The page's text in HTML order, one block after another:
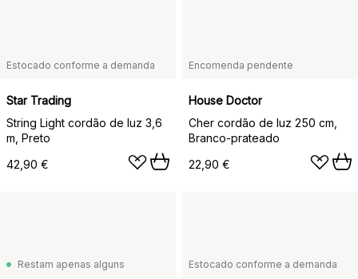
Estocado conforme a demanda
Star Trading
String Light cordão de luz 3,6
m, Preto
42,90 €
Encomenda pendente
House Doctor
Cher cordão de luz 250 cm,
Branco-prateado
22,90 €
Restam apenas alguns Estocado conforme a demanda